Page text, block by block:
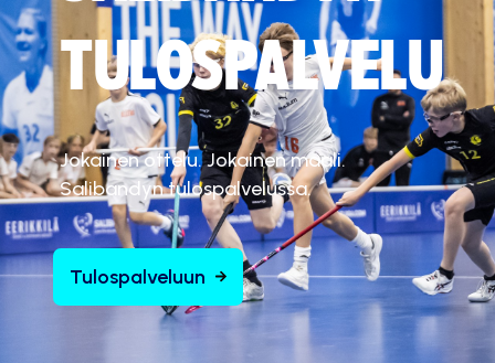
TULOSPALVELU
Jokainen ottelu. Jokainen maali.
Salibandyn tulospalvelussa.
Tulospalveluun